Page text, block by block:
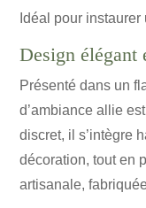
Idéal pour
Design élégant
Présenté dans un
d’ambiance allie
discret, il s’intègre
décoration, tout en
artisanale,